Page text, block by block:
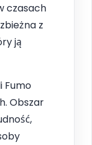
czasach
z
ją
Fumo
Obszar